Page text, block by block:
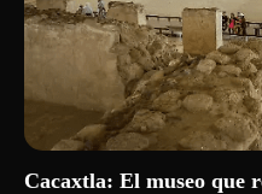
Cacaxtla: El museo que